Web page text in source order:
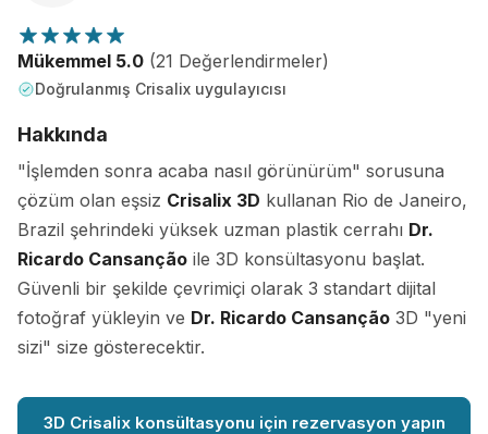
Mükemmel 5.0 (21 Değerlendirmeler)
Doğrulanmış Crisalix uygulayıcısı
Hakkında
"İşlemden sonra acaba nasıl görünürüm" sorusuna
çözüm olan eşsiz Crisalix 3D kullanan Rio de Janeiro,
Brazil şehrindeki yüksek uzman plastik cerrahı Dr.
Ricardo Cansanção ile 3D konsültasyonu başlat.
Güvenli bir şekilde çevrimiçi olarak 3 standart dijital
fotoğraf yükleyin ve Dr. Ricardo Cansanção 3D "yeni
sizi" size gösterecektir.
3D Crisalix konsültasyonu için rezervasyon yapın